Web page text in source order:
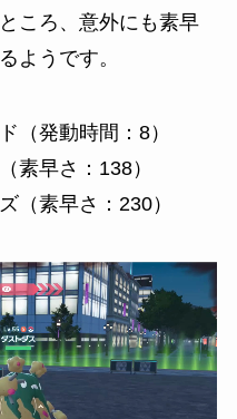
ころ、意外にも素早
ようです。
（発動時間：8）
素早さ：138）
（素早さ：230）